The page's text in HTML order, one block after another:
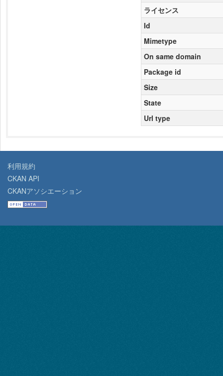
ライセンス
Id
Mimetype
On same domain
Package id
Size
State
Url type
利用規約
CKAN API
CKANアソシエーション